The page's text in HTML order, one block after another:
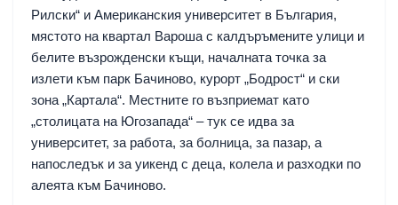
Рилски“ и Американския университет в България,
мястото на квартал Вароша с калдъръмените улици и
белите възрожденски къщи, началната точка за
излети към парк Бачиново, курорт „Бодрост“ и ски
зона „Картала“. Местните го възприемат като
„столицата на Югозапада“ – тук се идва за
университет, за работа, за болница, за пазар, а
напоследък и за уикенд с деца, колела и разходки по
алеята към Бачиново.